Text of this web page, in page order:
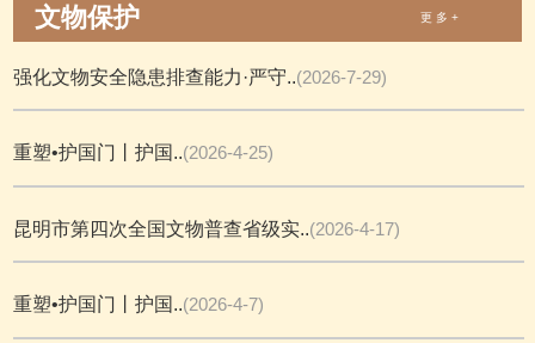
文物保护 更 多 +
强化文物安全隐患排查能力·严守..(2026-7-29)
重塑•护国门丨护国..(2026-4-25)
昆明市第四次全国文物普查省级实..(2026-4-17)
重塑•护国门丨护国..(2026-4-7)